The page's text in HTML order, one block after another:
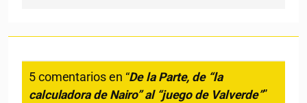
5 comentarios en “De la Parte, de “la
calculadora de Nairo” al “juego de Valverde””